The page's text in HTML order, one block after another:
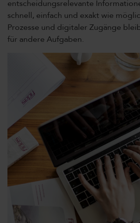
entscheidungsrelevante
schnell, einfach und exakt wie
Prozesse und digitaler Zugänge
für andere Aufgaben.